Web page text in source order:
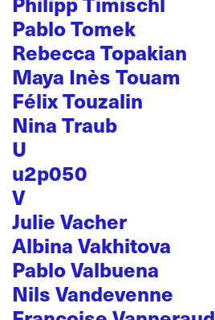
Pablo Tomek
Rebecca Topakian
Maya Inès Touam
Félix Touzalin
Nina Traub
U
u2p050
V
Julie Vacher
Albina Vakhitova
Pablo Valbuena
Nils Vandevenne